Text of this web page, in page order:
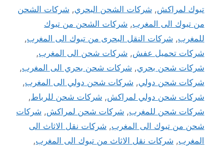
تبوك لمراكش, شركات الشحن البحري, شركات الشحن
من تبوك الى المغرب, شركات الشحن من تبوك
للمغرب, شركات النقل البحرى من تبوك الى المغرب,
شركات تحميل عفش, شركات شحن الى المغرب,
شركات شحن بحري, شركات شحن بحري الى المغرب,
شركات شحن دولي, شركات شحن دولي الى المغرب,
شركات شحن دولي لمراكش, شركات شحن للرباط,
شركات شحن للمغرب, شركات شحن لمراكش, شركات
شحن من تبوك الى المغرب, شركات نقل الاثاث الى
المغرب, شركات نقل الاثاث من تبوك الى المغرب,